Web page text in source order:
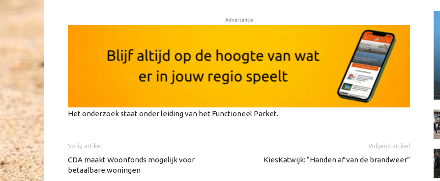
Advertentie
Het onderzoek staat onder leiding van het Functioneel Parket.
Vorig artikel
CDA maakt Woonfonds mogelijk voor
betaalbare woningen
Volgend artikel
KiesKatwijk: “Handen af van de brandweer”